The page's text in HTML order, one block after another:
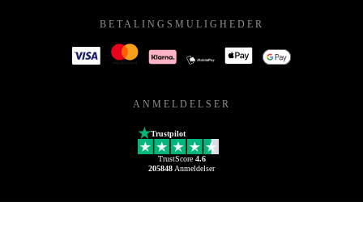
BETALINGSMULIGHEDER
ANMELDELSER
Trustpilot
TrustScore 4.6
205848 Anmeldelser